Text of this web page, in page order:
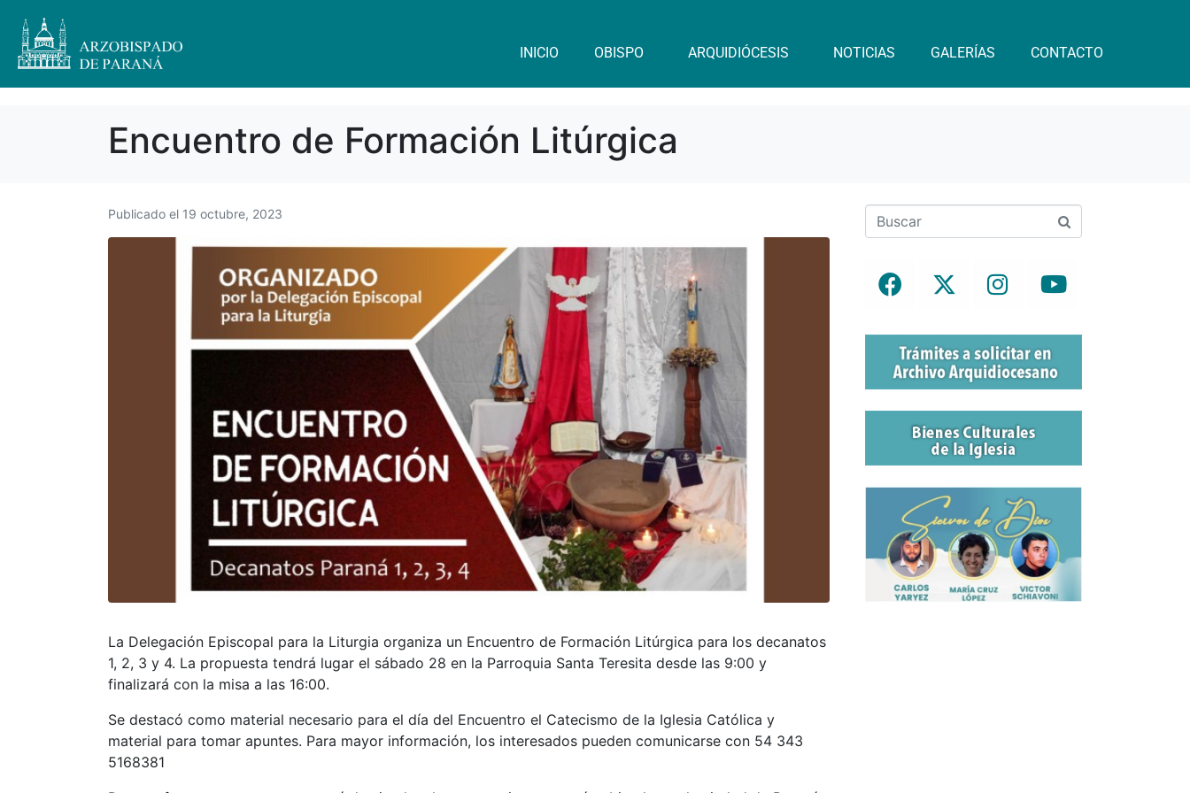
INICIO OBISPO ARQUIDIÓCESIS NOTICIAS GALERÍAS CONTACTO
Encuentro de Formación Litúrgica
Publicado el 19 octubre, 2023
La Delegación Episcopal para la Liturgia organiza un Encuentro de Formación Litúrgica para los decanatos
1, 2, 3 y 4. La propuesta tendrá lugar el sábado 28 en la Parroquia Santa Teresita desde las 9:00 y
finalizará con la misa a las 16:00.
Se destacó como material necesario para el día del Encuentro el Catecismo de la Iglesia Católica y
material para tomar apuntes. Para mayor información, los interesados pueden comunicarse con 54 343
5168381